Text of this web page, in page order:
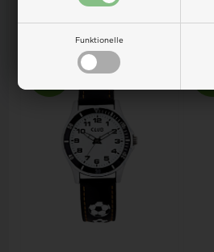
Funktionelle
Kunder købte også